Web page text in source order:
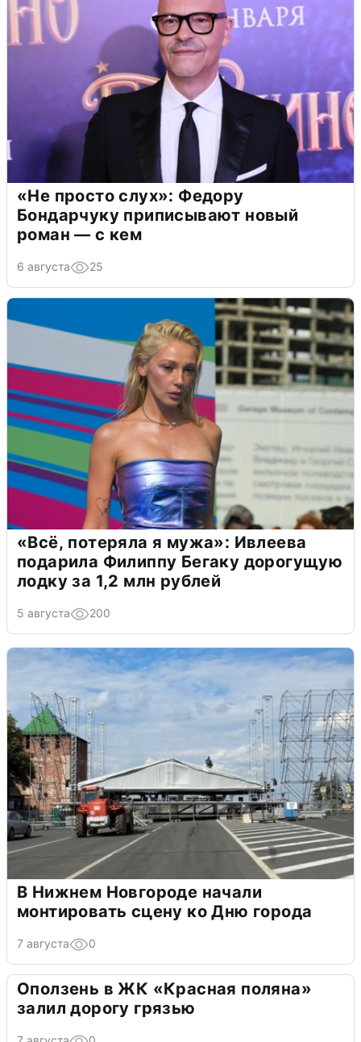
«Не просто слух»: Федору
Бондарчуку приписывают новый
роман — с кем
6 августа 25
«Всё, потеряла я мужа»: Ивлеева
подарила Филиппу Бегаку дорогущую
лодку за 1,2 млн рублей
5 августа 200
В Нижнем Новгороде начали
монтировать сцену ко Дню города
7 августа 0
Оползень в ЖК «Красная поляна»
залил дорогу грязью